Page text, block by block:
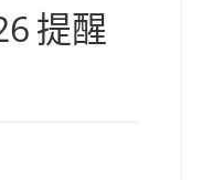
提醒